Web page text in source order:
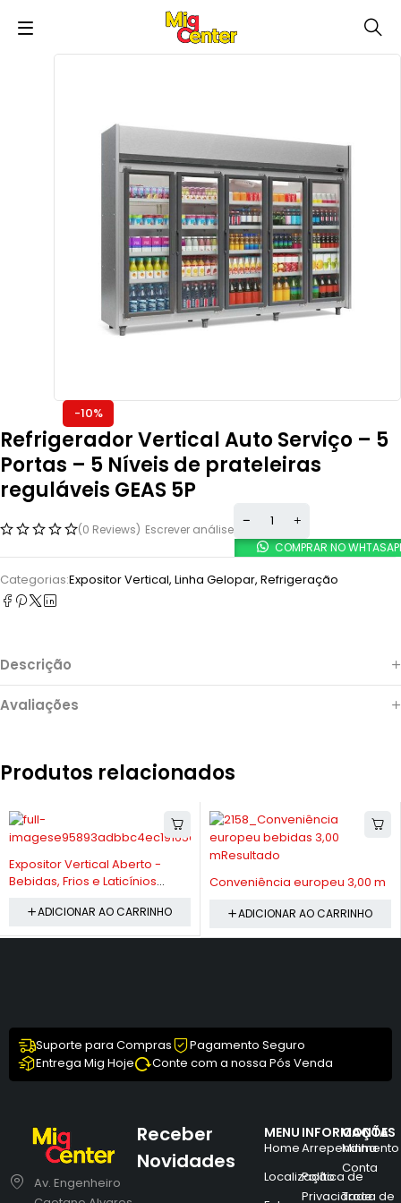
-10%
Refrigerador Vertical Auto Serviço – 5
Portas – 5 Níveis de prateleiras
reguláveis GEAS 5P
(0 Reviews) Escrever análise
COMPRAR NO
Categorias:Expositor Vertical, Linha Gelopar, Refrigeração
Descrição
Avaliações
Produtos relacionados
Expositor Vertical Aberto -
Bebidas, Frios e Laticínios
ADICIONAR AO CARRINHO
Conveniência europeu 3,00 m
ADICIONAR AO CARRINHO
Suporte para Compras
Pagamento Seguro
Entrega Mig Hoje
Conte com a nossa Pós Venda
Av. Engenheiro
MENU
Home
Localização
INFORMAÇÕES
Arrependimento
Política de
Privacidade
CONTA
Minha
Conta
Troca de
Receber
Novidades